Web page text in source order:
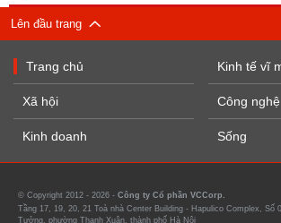
Lên đầu trang
Trang chủ
Xã hội
Kinh doanh
Kinh tế vĩ
Công nghệ
Sống
© Copyright 2012 - 2026 - Công ty Cổ phần VCCorp.
Tầng 17, 19, 20, 21 Toà nhà Center Building - Hapulico Complex, Số
Tưởng, phường Thanh Xuân, thành phố Hà Nội